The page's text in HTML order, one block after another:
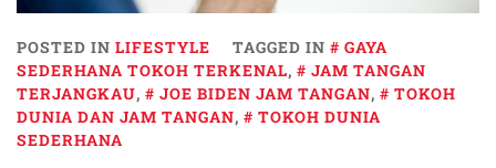
POSTED IN LIFESTYLE TAGGED IN
GAYA
SEDERHANA TOKOH TERKENAL,
JAM TANGAN
TERJANGKAU, JOE BIDEN JAM TANGAN,
TOKOH
DUNIA DAN JAM TANGAN,
TOKOH DUNIA
SEDERHANA